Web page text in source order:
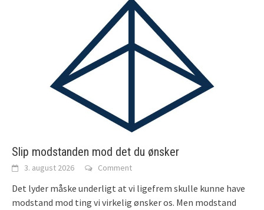
Slip modstanden mod det du ønsker
3. august 2026 Comment
Det lyder måske underligt at vi ligefrem skulle kunne have
modstand mod ting vi virkelig ønsker os. Men modstand